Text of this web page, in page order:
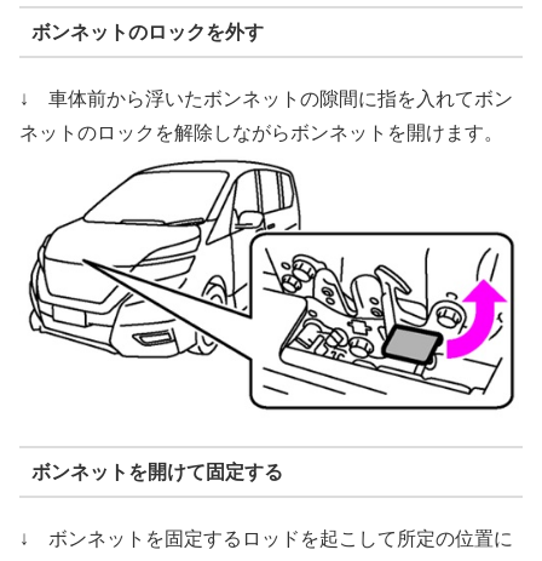
ボンネットのロックを外す
↓ 車体前から浮いたボンネットの隙間に指を入れてボン
ネットのロックを解除しながらボンネットを開けます。
ボンネットを開けて固定する
↓ ボンネットを固定するロッドを起こして所定の位置に